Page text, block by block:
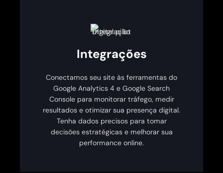
Integrações
Conectamos seu site às ferramentas do
Google Analytics 4 e Google Search
Console para monitorar tráfego, medir
resultados e otimizar sua presença digital.
Tenha dados precisos para tomar
decisões estratégicas e melhorar sua
performance online.